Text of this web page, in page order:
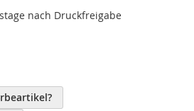
nach Druckfreigabe